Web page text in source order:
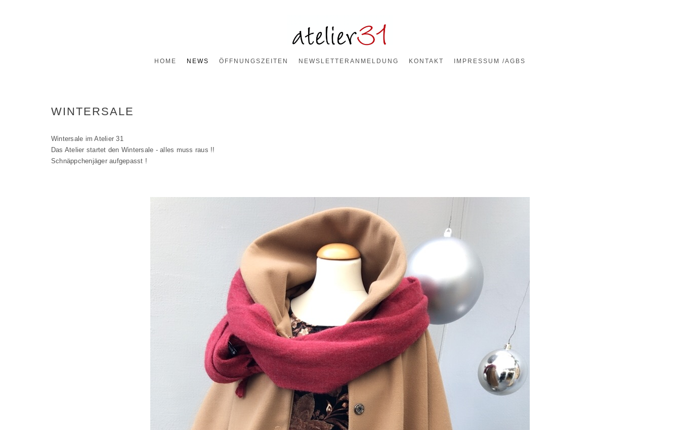
HOME NEWS ÖFFNUNGSZEITEN NEWSLETTERANMELDUNG KONTAKT IMPRESSUM /AGBS
WINTERSALE
Wintersale im Atelier 31
Das Atelier startet den Wintersale - alles muss raus !!
Schnäppchenjäger aufgepasst !